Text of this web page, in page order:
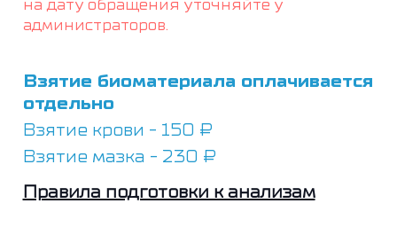
на дату обращения уточняйте у
администраторов.
Взятие биоматериала оплачивается
отдельно
Взятие крови - 150 ₽
Взятие мазка - 230 ₽
Правила подготовки к анализам
геногруппы
(Norovirus
острых
кишечных
инфекций